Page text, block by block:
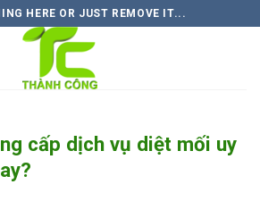
HERE OR JUST REMOVE IT...
cấp dịch vụ diệt mối uy